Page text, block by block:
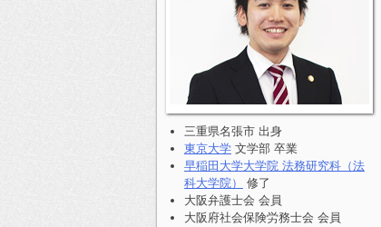
三重県名張市 出身
東京大学 文学部 卒業
早稲田大学大学院 法務研究科（法
科大学院）
修了
大阪弁護士会 会員
大阪府社会保険労務士会 会員